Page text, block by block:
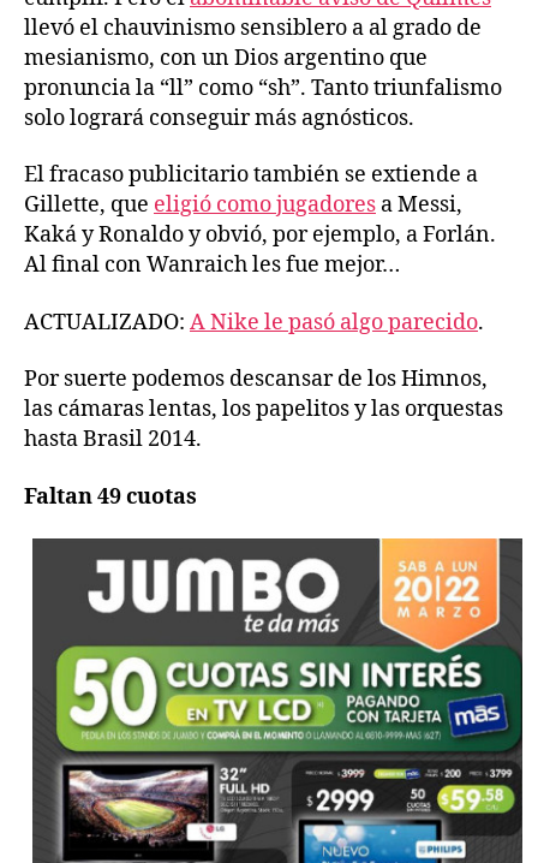
llevó el chauvinismo sensiblero a al grado de
mesianismo, con un Dios argentino que
pronuncia la “ll” como “sh”. Tanto triunfalismo
solo logrará conseguir más agnósticos.
El fracaso publicitario también se extiende a
Gillette, que eligió como jugadores a Messi,
Kaká y Ronaldo y obvió, por ejemplo, a Forlán.
Al final con Wanraich les fue mejor…
ACTUALIZADO: A Nike le pasó algo parecido.
Por suerte podemos descansar de los Himnos,
las cámaras lentas, los papelitos y las orquestas
hasta Brasil 2014.
Faltan 49 cuotas